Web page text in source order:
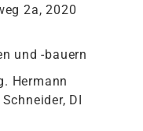
2a, 2020
und -bauern
Hermann
DI